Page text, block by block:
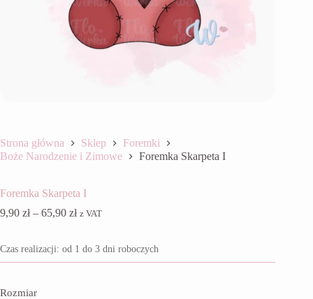
Strona główna Sklep
Foremki
Boże Narodzenie i Zimowe
Foremka Skarpeta I
Foremka Skarpeta I
9,90 zł – 65,90 złZakres
9,90 zł
do
z VAT
Czas realizacji: od 1 do 3 dni roboczych
Rozmiar